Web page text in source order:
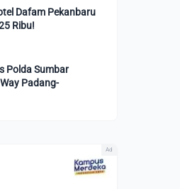
Dafam Pekanbaru
Ribu!
Polda Sumbar
Padang-
Ad